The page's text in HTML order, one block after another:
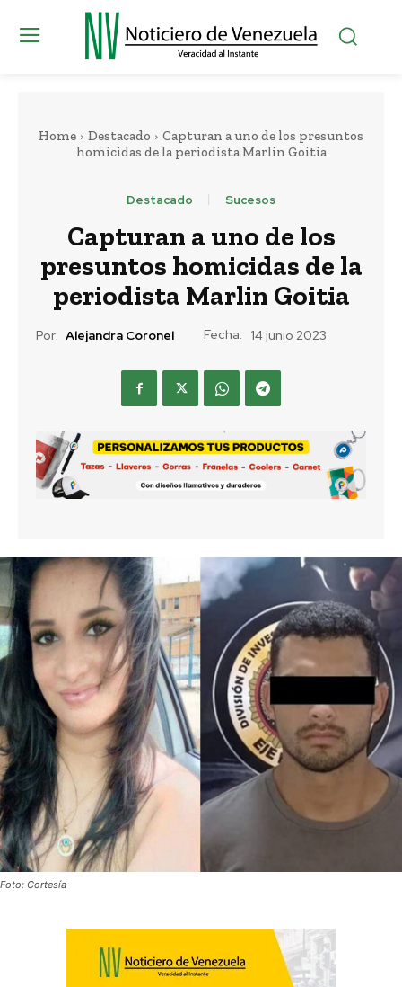
Home Destacado
Capturan a uno de los presuntos
homicidas de la periodista Marlin Goitia
Destacado Sucesos
Capturan a uno de los
presuntos homicidas de la
periodista Marlin Goitia
Por: Alejandra Coronel Fecha: 14 junio 2023
Foto: Cortesía